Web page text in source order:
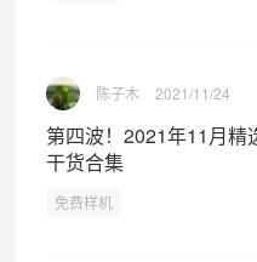
陈子木 2021/11/24
第四波！2021年11月精
干货合集
免费样机